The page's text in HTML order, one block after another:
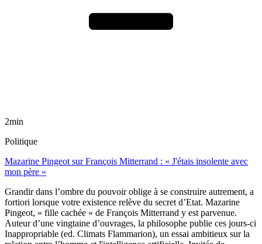
2min
Politique
Mazarine Pingeot sur François Mitterrand : « J'étais insolente avec
mon père »
Grandir dans l’ombre du pouvoir oblige à se construire autrement, a
fortiori lorsque votre existence relève du secret d’Etat. Mazarine
Pingeot, « fille cachée » de François Mitterrand y est parvenue.
Auteur d’une vingtaine d’ouvrages, la philosophe publie ces jours-ci
Inappropriable (ed. Climats Flammarion), un essai ambitieux sur la